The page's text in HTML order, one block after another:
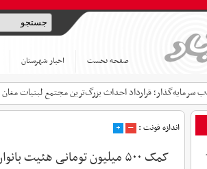
صفحه نخست اخبار شهرستان
قرارداد احداث بزرگ‌ترین مجتمع لبنیات
اندازه فونت : –
+
کمک ۵۰۰ میلیون تومانی هئیت بانوان صاحب الزمان (عج) شهرستان پارس آباد به جبهه مقاومت